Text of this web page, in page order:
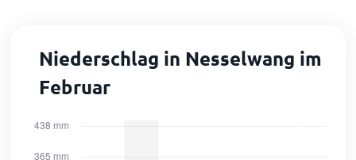
Niederschlag in Nesselwang im
Februar